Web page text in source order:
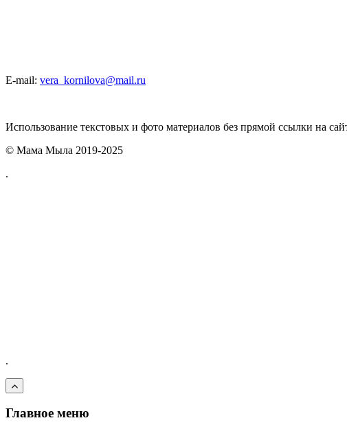
E-mail: vera_kornilova@mail.ru
Использование текстовых и фото материалов без прямой ссылки на
© Мама Мыла 2019-2025
.
.
Главное меню